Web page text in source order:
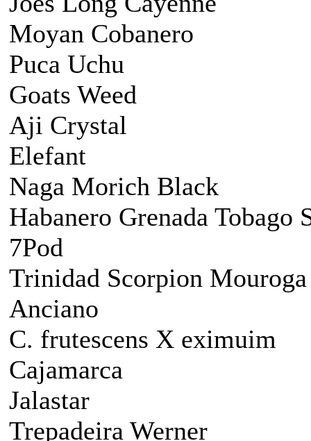
Moyan Cobanero
Puca Uchu
Goats Weed
Aji Crystal
Elefant
Naga Morich Black
Habanero Grenada Tobago
7Pod
Trinidad Scorpion
Anciano
C. frutescens X eximuim
Cajamarca
Jalastar
Trepadeira Werner